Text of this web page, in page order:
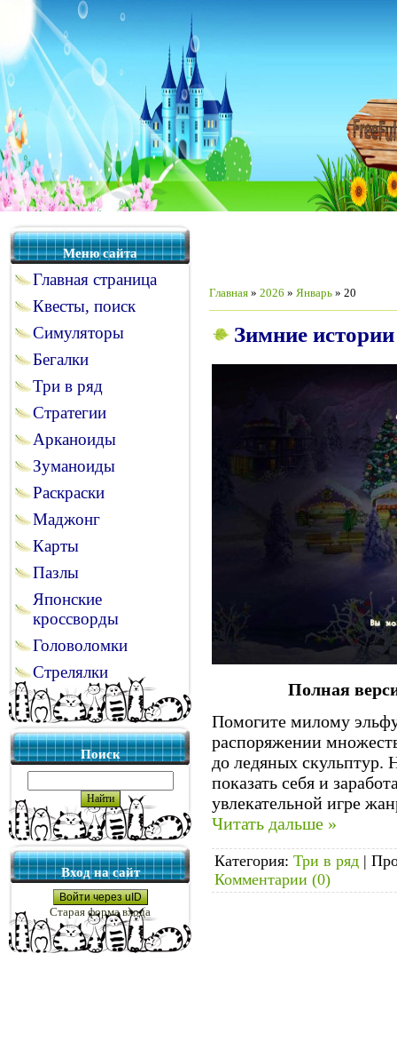
Меню сайта
Главная страница
Квесты, поиск
Симуляторы
Бегалки
Три в ряд
Стратегии
Арканоиды
Зуманоиды
Раскраски
Маджонг
Карты
Пазлы
Японские
кроссворды
Головоломки
Стрелялки
Поиск
Вход на сайт
Войти через uID
Старая форма входа
Главная » 2026 » Январь » 20
Зимние
Полная
Помогите милому
распоряжении
до ледяных скульптур.
показать себя и
увлекательной игре
Читать дальше »
Категория: Три в ряд |
Комментарии (0)